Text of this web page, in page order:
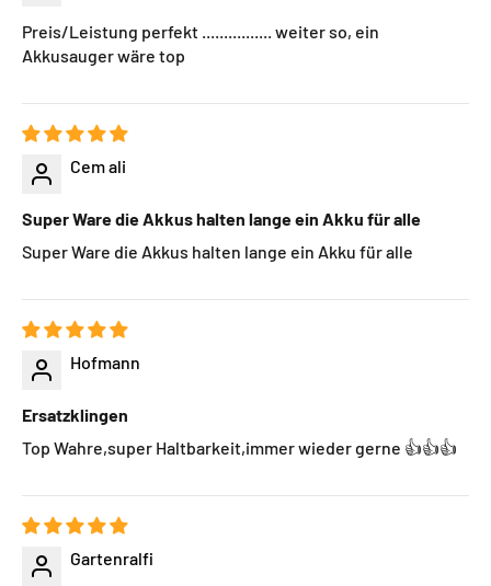
Preis/Leistung perfekt ................ weiter so, ein
Akkusauger wäre top
Cem ali
Super Ware die Akkus halten lange ein Akku für alle
Super Ware die Akkus halten lange ein Akku für alle
Hofmann
Ersatzklingen
Top Wahre,super Haltbarkeit,immer wieder gerne 👍👍👍
Gartenralfi